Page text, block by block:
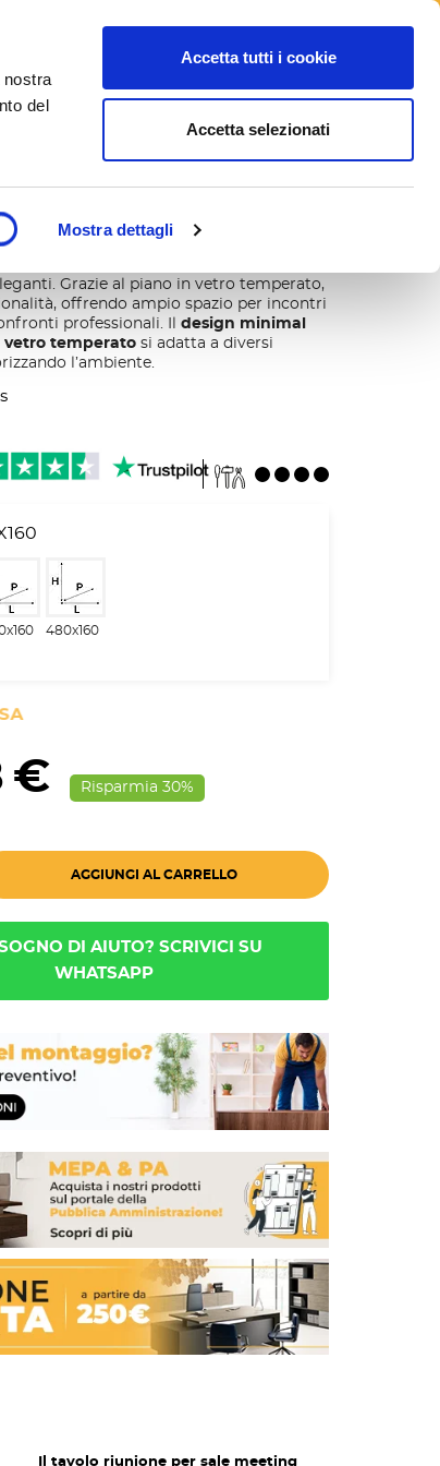
del
Mostra dettagli
Accetta tutti i cookie
Accetta selezionati
Blog
I meet vetro
Grazie al piano in vetro temperato,
offrendo ampio spazio per incontri
professionali. Ildesign minimal
vetro temperato si adatta a diversi
l’ambiente.
480x160
€ Risparmia 30%
AGGIUNGI AL CARRELLO
DI AIUTO? SCRIVICI SU
WHATSAPP
Il tavolo riunione per sale meeting